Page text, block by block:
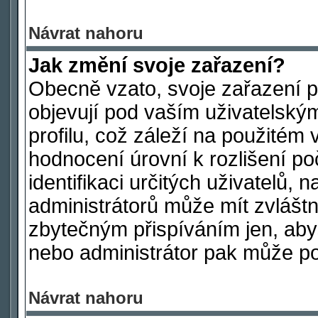
Návrat nahoru
Jak změní svoje zařazení?
Obecně vzato, svoje zařazení
objevují pod vaším
profilu, což záleží na použitém
hodnocení úrovní k rozlišení
identifikaci určitých uživatelů,
administrátorů může mít
zbytečným přispíváním jen,
nebo administrátor pak může
Návrat nahoru